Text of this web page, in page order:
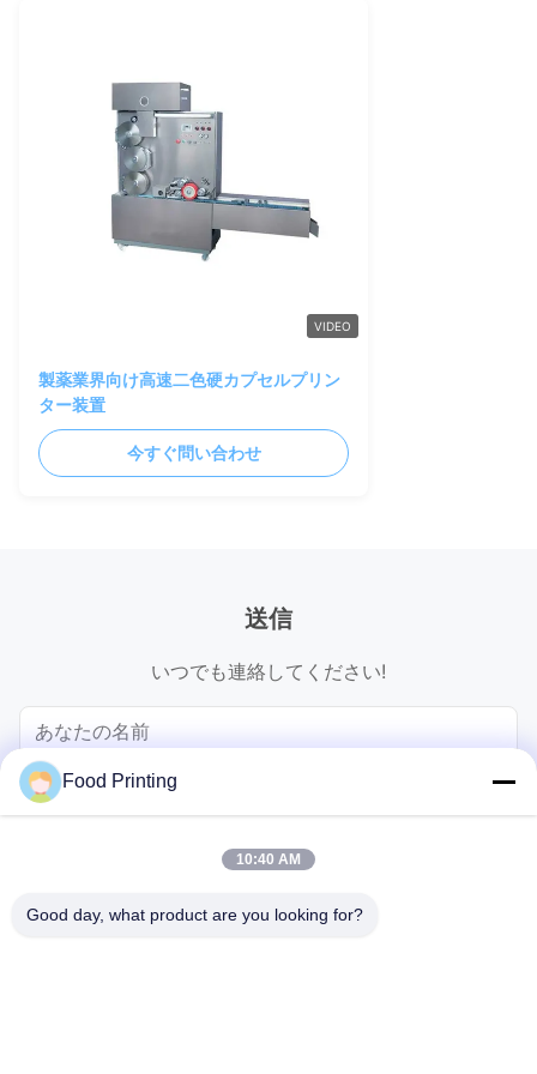
VIDEO
製薬業界向け高速二色硬カプセルプリン
ター装置
今すぐ問い合わせ
送信
いつでも連絡してください!
Food Printing
10:40 AM
Good day, what product are you looking for?